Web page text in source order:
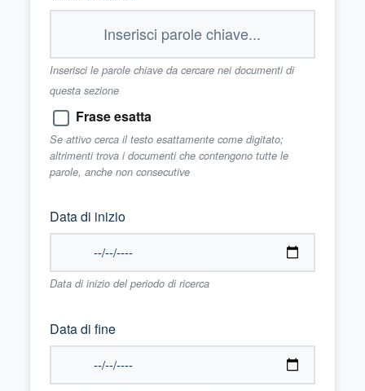
Inserisci le parole chiave da cercare nei documenti di
questa sezione
Frase esatta
Se attivo cerca il testo esattamente come digitato;
altrimenti trova i documenti che contengono tutte le
parole, anche non consecutive
Data di inizio
Data di inizio del periodo di ricerca
Data di fine